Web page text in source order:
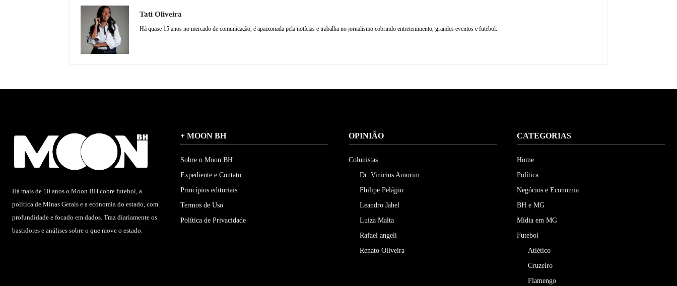
Tati Oliveira
Há quase 15 anos no mercado de comunicação, é apaixonada pela notícias e trabalha no jornalismo cobrindo entretenimento, grandes eventos e futebol.
Há mais de 10 anos o Moon BH cobre futebol, a
política de Minas Gerais e a economia do estado, com
profundidade e focado em dados. Traz diariamente os
bastidores e análises sobre o que move o estado.
+ MOON BH
Sobre o Moon BH
Expediente e Contato
Princípios editoriais
Termos de Uso
Política de Privacidade
OPINIÃO
Colunistas
Dr. Vinicius Amorim
Fhilipe Pelájjio
Leandro Jahel
Luiza Malta
Rafael angeli
Renato Oliveira
CATEGORIAS
Home
Política
Negócios e Economia
BH e MG
Mídia em MG
Futebol
Atlético
Cruzeiro
Flamengo